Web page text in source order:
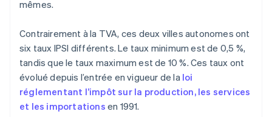
mêmes.
Contrairement à la TVA, ces deux villes autonomes ont
six taux IPSI différents. Le taux minimum est de 0,5 %,
tandis que le taux maximum est de 10 %. Ces taux ont
évolué depuis l’entrée en vigueur de la loi
réglementant l’impôt sur la production, les services
et les importations en 1991.